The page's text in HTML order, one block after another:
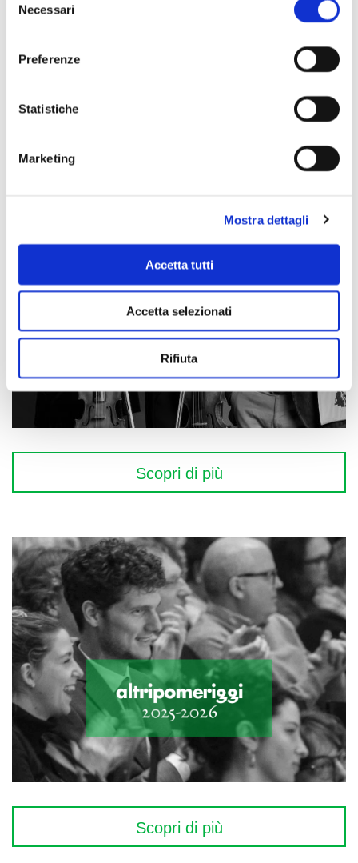
delNecessari
Preferenze
Statistiche
Marketing
Mostra dettagli
Accetta tutti
Accetta selezionati
Rifiuta
Scopri di più
Scopri di più